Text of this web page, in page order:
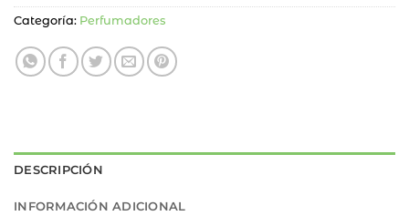
Categoría: Perfumadores
DESCRIPCIÓN
INFORMACIÓN ADICIONAL